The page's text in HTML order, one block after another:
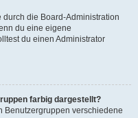
die Board-Administration
du eine eigene
du einen Administrator
farbig dargestellt?
Benutzergruppen verschiedene